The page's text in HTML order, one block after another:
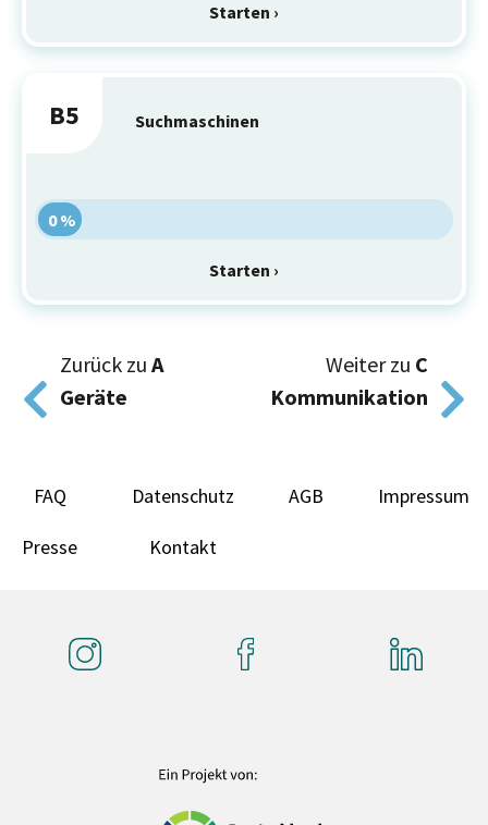
Starten ›
B5 Suchmaschinen
0 %
Starten ›
Zurück zu A
Geräte
Weiter zu C
Kommunikation
FAQ Datenschutz AGB Impressum
Presse Kontakt